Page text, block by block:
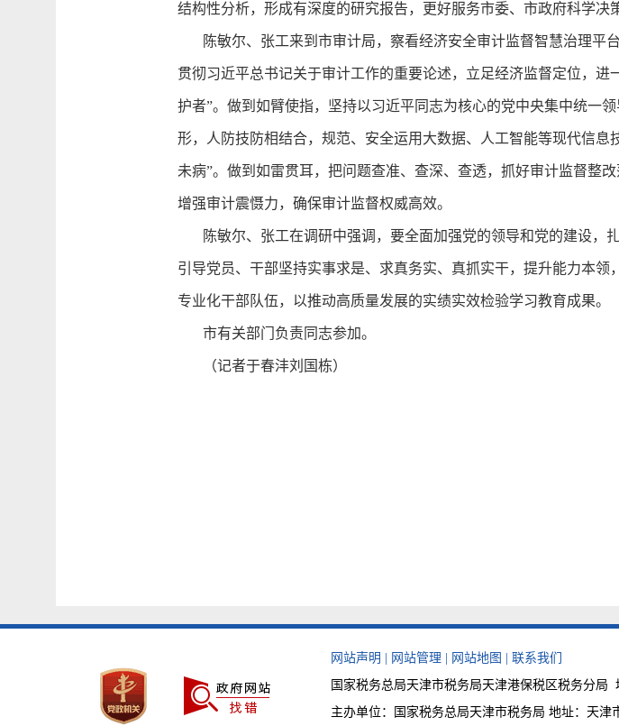
结构性分析，形成有深度的研究报告，更好服务市委、市政府科学决
陈敏尔、张工来到市审计局，察看经济安全审计监督智慧治理平
贯彻习近平总书记关于审计工作的重要论述，立足经济监督定位，
护者”。做到如臂使指，坚持以习近平同志为核心的党中央集中统一
形，人防技防相结合，规范、安全运用大数据、人工智能等现代信
未病”。做到如雷贯耳，把问题查准、查深、查透，抓好审计监督整
增强审计震慑力，确保审计监督权威高效。
陈敏尔、张工在调研中强调，要全面加强党的领导和党的建设，
引导党员、干部坚持实事求是、求真务实、真抓实干，提升能力本
专业化干部队伍，以推动高质量发展的实绩实效检验学习教育成果。
市有关部门负责同志参加。
（记者于春沣刘国栋）
网站声明 网站管理 网站地图
联系我们
国家税务总局天津市税务局天津港保税区税务分
主办单位：国家税务总局天津市税务局 地址：天津